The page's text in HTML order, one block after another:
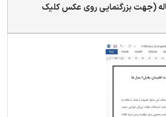
(جهت بزرگنمایی روی عکس کلیک